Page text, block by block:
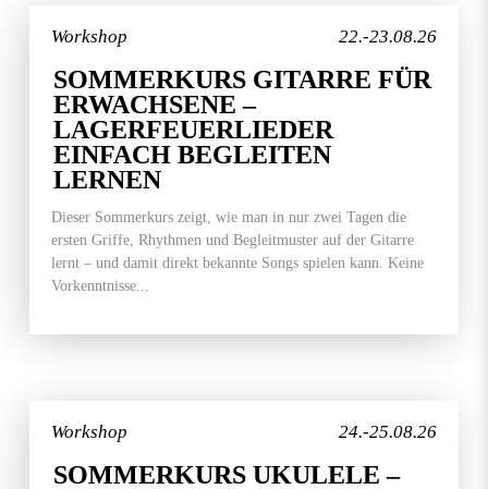
22.-23.08.26
Workshop
SOMMERKURS GITARRE FÜR
ERWACHSENE –
LAGERFEUERLIEDER
EINFACH BEGLEITEN
LERNEN
Dieser Sommerkurs zeigt, wie man in nur zwei Tagen die
ersten Griffe, Rhythmen und Begleitmuster auf der Gitarre
lernt – und damit direkt bekannte Songs spielen kann. Keine
Vorkenntnisse...
24.-25.08.26
Workshop
SOMMERKURS UKULELE –